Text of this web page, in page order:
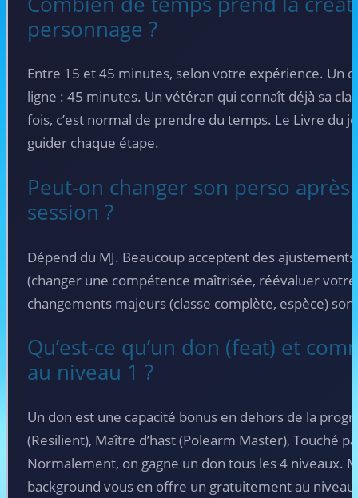
personnage ?
Entre 15 et 45 minutes, selon votre expérience. Un
ligne : 45 minutes. Un vétéran qui connaît déjà sa
fois, c’est normal de prendre du temps. Le Livre du
guider chaque étape.
Peut-on changer son perso
session ?
Dépend du MJ. Beaucoup acceptent des
(changer une compétence maîtrisée, réévaluer
changements majeurs (classe complète, espèce)
Qu’est-ce qu’un don (feat) et
au niveau 1 ?
Un don est une capacité bonus en dehors de la
(Resilient), Maître d’hast (Polearm Master), Touché
Normalement, on gagne un don tous les 4 niveaux.
background vous en offre un gratuitement au niveau